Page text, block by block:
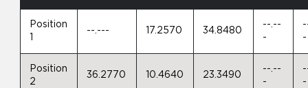
Position
--.--- 17.2570 34.8480
--.--
-
-
Position
2
36.2770 10.4640 23.3490
--.--
-
-